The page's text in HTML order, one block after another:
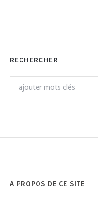
RECHERCHER
A PROPOS DE CE SITE